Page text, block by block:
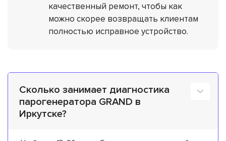
качественный ремонт, чтобы как
можно скорее возвращать клиентам
полностью исправное устройство.
Сколько занимает диагностика
парогенератора GRAND в
Иркутске?